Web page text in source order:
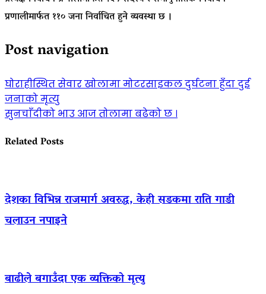
प्रणालीमार्फत ११० जना निर्वाचित हुने व्यवस्था छ ।
Post navigation
घोराहीस्थित सेवार खोलामा मोटरसाइकल दुर्घटना हुँदा दुई
जनाको मृत्यु
सुनचाँदीको भाउ आज तोलामा बढेको छ ।
Related Posts
देशका विभिन्न राजमार्ग अवरुद्ध, केही सडकमा राति गाडी
चलाउन नपाइने
बाढीले बगाउँदा एक व्यक्तिको मृत्यु